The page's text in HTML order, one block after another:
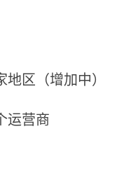
区（增加中）
运营商